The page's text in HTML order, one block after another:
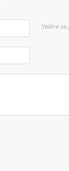
Увійти